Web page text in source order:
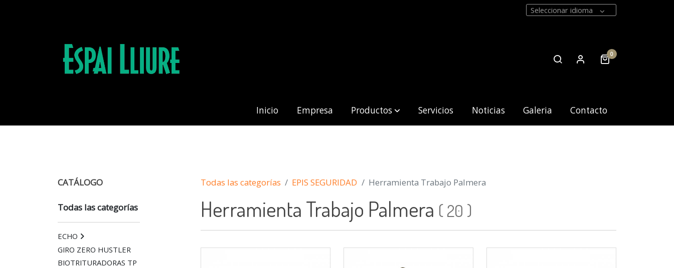
Seleccionar idioma
0
Inicio Empresa Productos Servicios Noticias Galeria Contacto
CATÁLOGO
Todas las categorías
ECHO
GIRO ZERO HUSTLER
BIOTRITURADORAS TP
Todas las categorías EPIS SEGURIDAD Herramienta Trabajo Palmera
Herramienta Trabajo Palmera (20 )